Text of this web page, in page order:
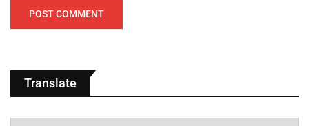
Translate